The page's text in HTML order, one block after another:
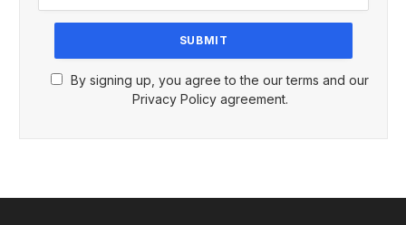
By signing up, you agree to the our terms and our
Privacy Policy agreement.